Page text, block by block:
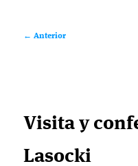
Navegación
← Anterior
Visita y
Lasocki